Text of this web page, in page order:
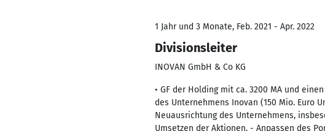
1 Jahr und 3 Monate, Feb. 2021 - Apr. 2022
Divisionsleiter
INOVAN GmbH & Co KG
• GF der Holding mit ca. 3200 MA und
des Unternehmens Inovan (150 Mio. Euro
Neuausrichtung des Unternehmens,
Umsetzen der Aktionen. - Anpassen des